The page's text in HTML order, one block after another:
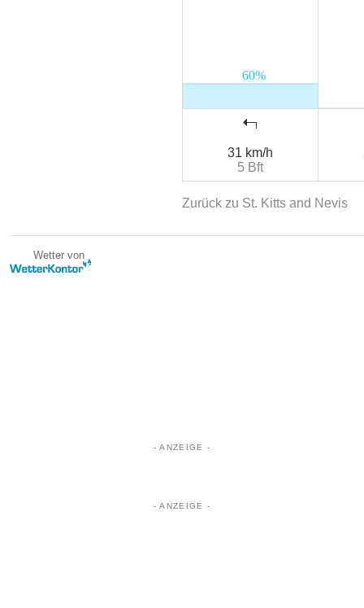
31 km/h
5 Bft
Zurück zu St. Kitts and Nevis
Wetter von